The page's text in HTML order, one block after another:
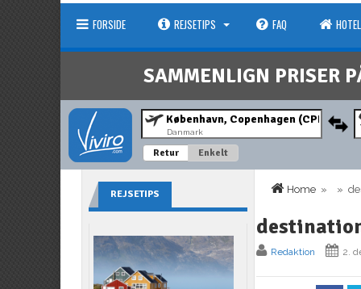
FORSIDE REJSETIPS FAQ HOTEL
SAMMENLIGN PRISER
Danmark
Retur Enkelt
Home » »
Redaktion 2.
REJSETIPS